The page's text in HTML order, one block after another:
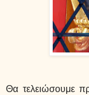
Θα τελειώσουμε